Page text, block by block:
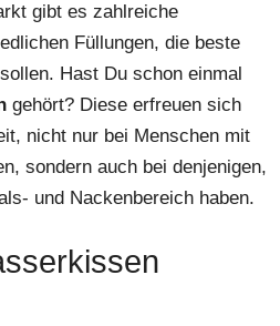
gibt es zahlreiche
Füllungen, die beste
Hast Du schon einmal
gehört? Diese erfreuen sich
nicht nur bei Menschen mit
sondern auch bei denjenigen,
und Nackenbereich haben.